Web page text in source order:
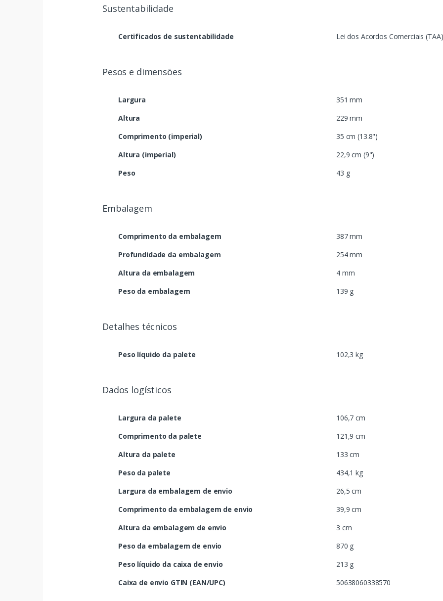
Sustentabilidade
Certificados de sustentabilidade Lei dos Acordos Comerciais (TAA)
Pesos e dimensões
Largura
351 mm
Altura
229 mm
Comprimento (imperial)
35 cm (13.8")
Altura (imperial)
22,9 cm (9")
Peso
43 g
Embalagem
Comprimento da embalagem
387 mm
Profundidade da embalagem
254 mm
Altura da embalagem
4 mm
Peso da embalagem
139 g
Detalhes técnicos
Peso líquido da palete 102,3 kg
Dados logísticos
Largura da palete
106,7 cm
Comprimento da palete
121,9 cm
Altura da palete
133 cm
Peso da palete
434,1 kg
Largura da embalagem de envio
26,5 cm
Comprimento da embalagem de envio
39,9 cm
Altura da embalagem de envio
3 cm
Peso da embalagem de envio
870 g
Peso líquido da caixa de envio
213 g
Caixa de envio GTIN (EAN/UPC)
50638060338570